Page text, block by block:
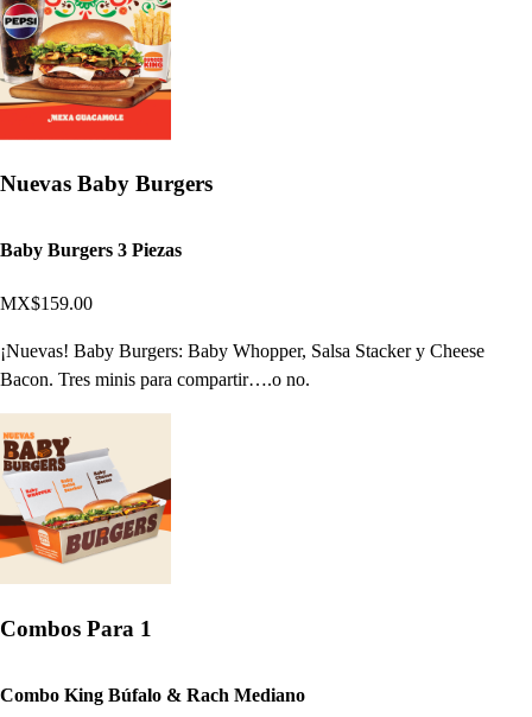
Nuevas Baby Burgers
Baby Burgers 3 Piezas
MX$159.00
¡Nuevas! Baby Burgers: Baby Whopper, Salsa Stacker y Cheese
Bacon. Tres minis para compartir….o no.
Combos Para 1
Combo King Búfalo & Rach Mediano